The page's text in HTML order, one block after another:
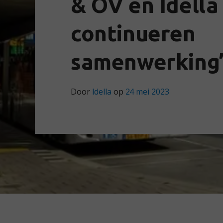
continueren
Door Idella op 24 mei 2023